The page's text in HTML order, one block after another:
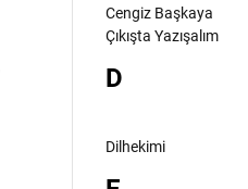
Cengiz Başkaya
Çıkışta Yazışalım
D
Dilhekimi